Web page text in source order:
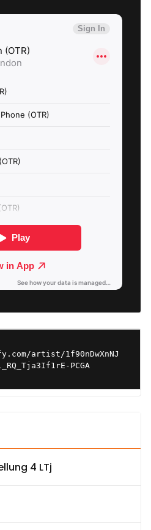
artist/1f90nDwXnNJ
PCGA
4 LTj